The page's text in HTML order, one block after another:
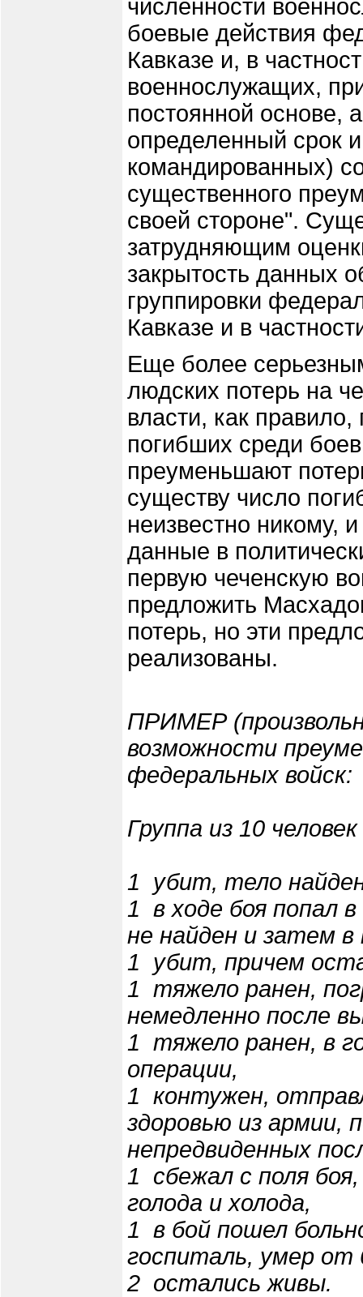
численности
боевые действия
Кавказе и, в
военнослужащих,
постоянной основе,
определенный срок
командированных)
существенного
своей стороне".
затрудняющим
закрытость данных
группировки
Кавказе и в
Еще более
людских потерь на
власти, как
погибших среди
преуменьшают
существу число
неизвестно никому,
данные в
первую чеченскую
предложить
потерь, но эти
реализованы.
ПРИМЕР
возможности
федеральных войск:
Группа из 10
1 ­ убит, тело
1 ­ в ходе боя попал
не найден и затем
1 ­ убит, причем
1 ­ тяжело ранен,
немедленно после
1 ­ тяжело ранен, в
операции,
1 ­ контужен,
здоровью из армии,
непредвиденных
1 ­ сбежал с поля
голода и холода,
1 ­ в бой пошел
госпиталь, умер от
2 ­ остались живы.